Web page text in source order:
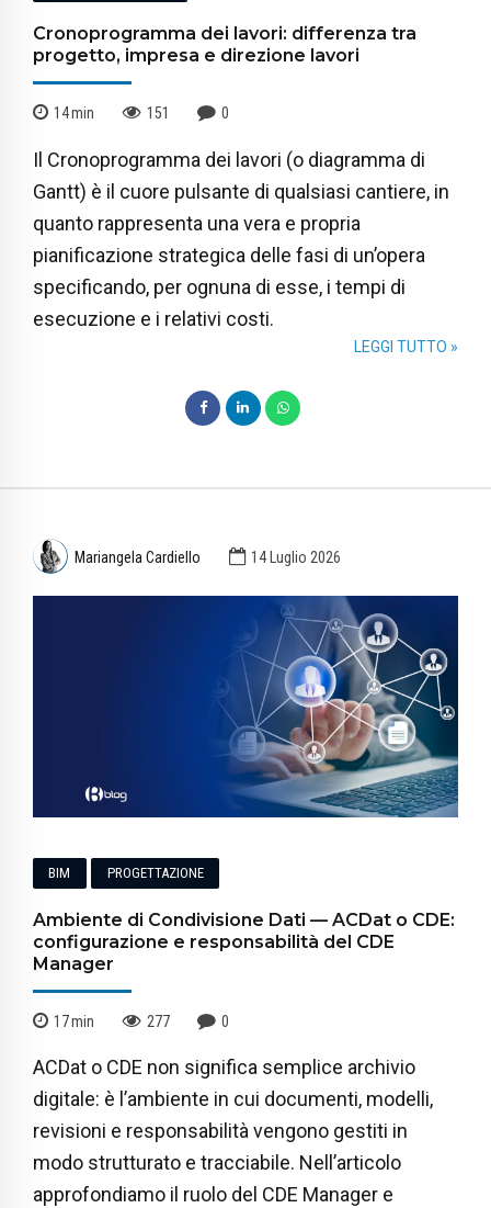
Cronoprogramma dei lavori: differenza tra
progetto, impresa e direzione lavori
14min 151 0
Il Cronoprogramma dei lavori (o diagramma di
Gantt) è il cuore pulsante di qualsiasi cantiere, in
quanto rappresenta una vera e propria
pianificazione strategica delle fasi di un’opera
specificando, per ognuna di esse, i tempi di
esecuzione e i relativi costi.
LEGGI TUTTO »
Mariangela Cardiello 14 Luglio 2026
BIM PROGETTAZIONE
Ambiente di Condivisione Dati — ACDat o CDE:
configurazione e responsabilità del CDE
Manager
17min 277 0
ACDat o CDE non significa semplice archivio
digitale: è l’ambiente in cui documenti, modelli,
revisioni e responsabilità vengono gestiti in
modo strutturato e tracciabile. Nell’articolo
approfondiamo il ruolo del CDE Manager e